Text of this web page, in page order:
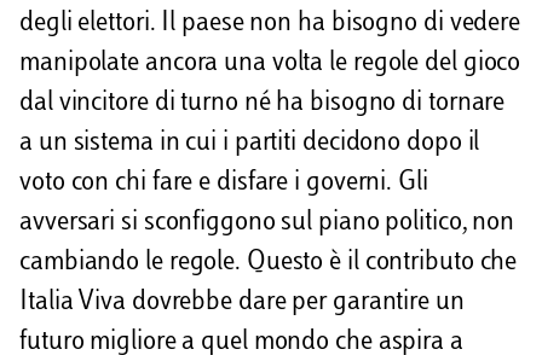
degli elettori. Il paese non ha bisogno di vedere
manipolate ancora una volta le regole del gioco
dal vincitore di turno né ha bisogno di tornare
a un sistema in cui i partiti decidono dopo il
voto con chi fare e disfare i governi. Gli
avversari si sconfiggono sul piano politico, non
cambiando le regole. Questo è il contributo che
Italia Viva dovrebbe dare per garantire un
futuro migliore a quel mondo che aspira a